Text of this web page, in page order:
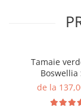
Tamaie
Boswellia
de la